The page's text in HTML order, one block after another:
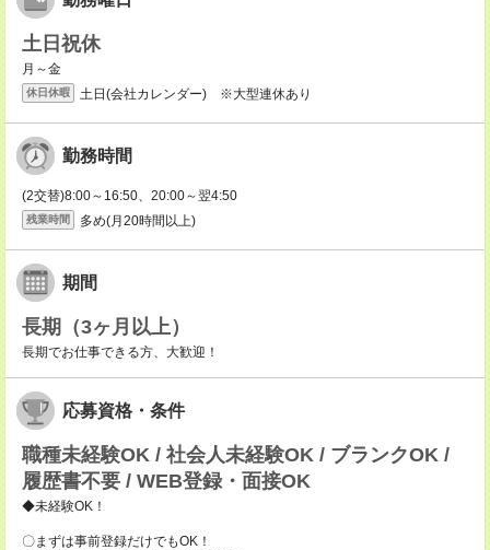
土日祝休
月～金
休日休暇 土日(会社カレンダー) ※大型連休あり
勤務時間
(2交替)8:00～16:50、20:00～翌4:50
残業時間 多め(月20時間以上)
期間
長期（3ヶ月以上）
長期でお仕事できる方、大歓迎！
応募資格・条件
職種未経験OK / 社会人未経験OK / ブランクOK /
履歴書不要 / WEB登録・面接OK
◆未経験OK！
〇まずは事前登録だけでもOK！